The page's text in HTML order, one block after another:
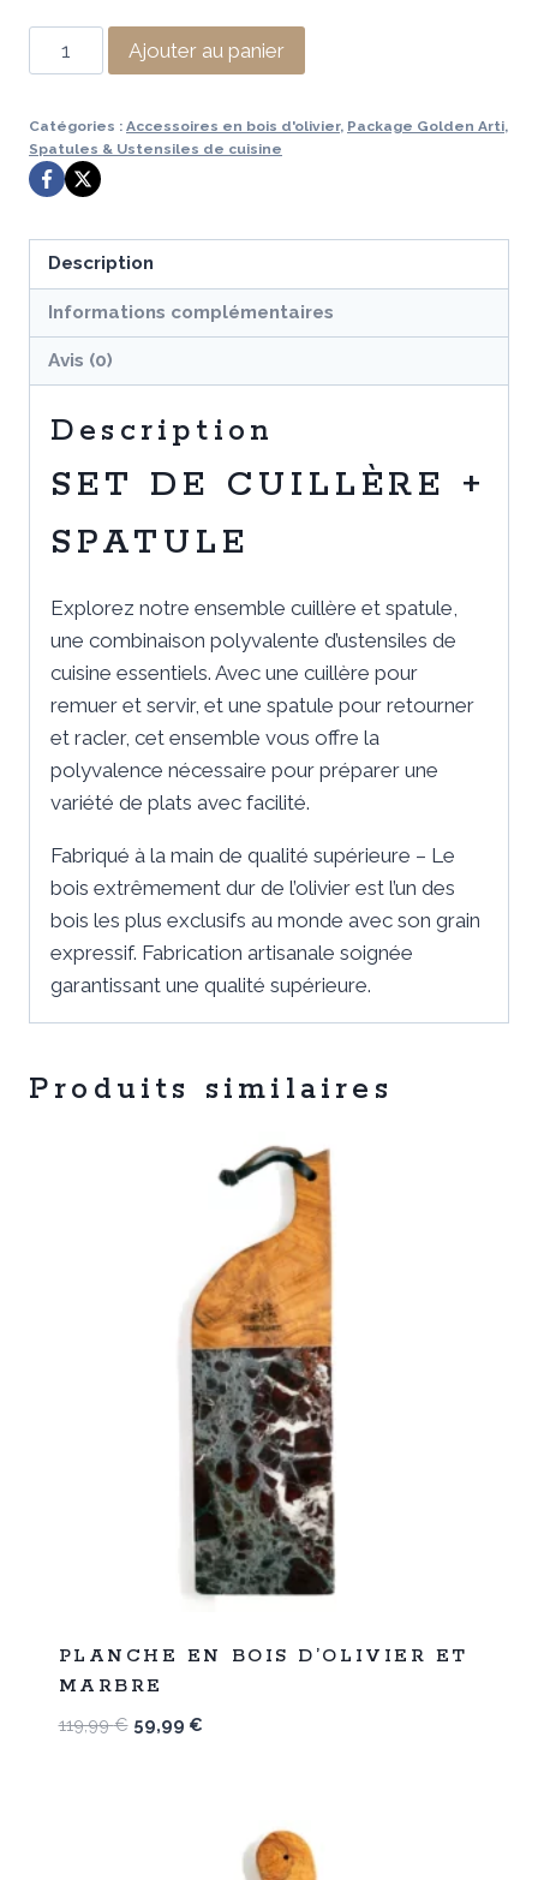
était :
21,99 €.
est :
19,99 €.
quantité
de
DE
CUILLÈRE
SPATULE
30CM
Ajouter au panier
Catégories : Accessoires en bois d'olivier, Package Golden Arti,
Spatules & Ustensiles de cuisine
Description
Informations complémentaires
Avis (0)
Description
SET DE CUILLÈRE +
SPATULE
Explorez notre ensemble cuillère et spatule,
une combinaison polyvalente d’ustensiles de
cuisine essentiels. Avec une cuillère pour
remuer et servir, et une spatule pour retourner
et racler, cet ensemble vous offre la
polyvalence nécessaire pour préparer une
variété de plats avec facilité.
Fabriqué à la main de qualité supérieure – Le
bois extrêmement dur de l’olivier est l’un des
bois les plus exclusifs au monde avec son grain
expressif. Fabrication artisanale soignée
garantissant une qualité supérieure.
Produits similaires
-
50
PLANCHE EN BOIS D’OLIVIER ET
MARBRE
119,99€ Le
59,99 €Le
59,99 €.